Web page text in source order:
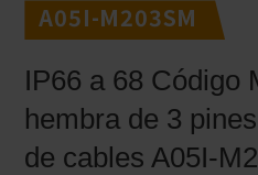
A05I-M203SM
IP66 a 68 Código
hembra de 3
de cables A05I-